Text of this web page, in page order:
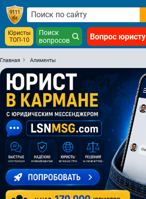
Юристы
ТОП-10
Поиск
вопросов
Вопрос юристу
Главная Алименты